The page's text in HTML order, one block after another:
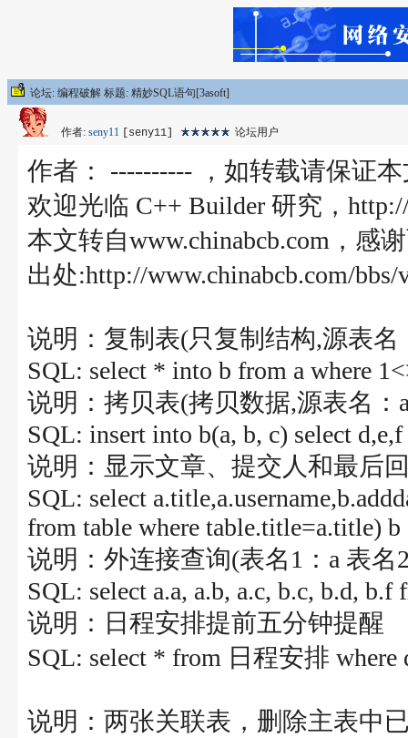
论坛: 编程破解 标题: 精妙SQL语句[3asoft]
作者: seny11 [seny11] 论坛用户
作者： ---------- ，如转载请保证
欢迎光临 C++ Builder 研究，
本文转自www.chinabcb.com，感
出处:http://www.chinabcb.com/bbs/
说明：复制表(只复制结构,源表名
SQL: select * into b from a where
说明：拷贝表(拷贝数据,源表名：
SQL: insert into b(a, b, c) select
说明：显示文章、提交人和最后
SQL: select
from table where table.title=a.title) b
说明：外连接查询(表名1：a 表名
SQL: select a.a, a.b, a.c, b.c, b.d,
说明：日程安排提前五分钟提醒
SQL: select * from 日程安排
说明：两张关联表，删除主表中